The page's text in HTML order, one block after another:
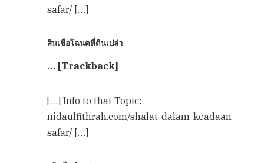
safar/ […]
สินเชื่อโฉนดที่ดินเปล่า
… [Trackback]
[…] Info to that Topic:
nidaulfithrah.com/shalat-dalam-keadaan-
safar/ […]